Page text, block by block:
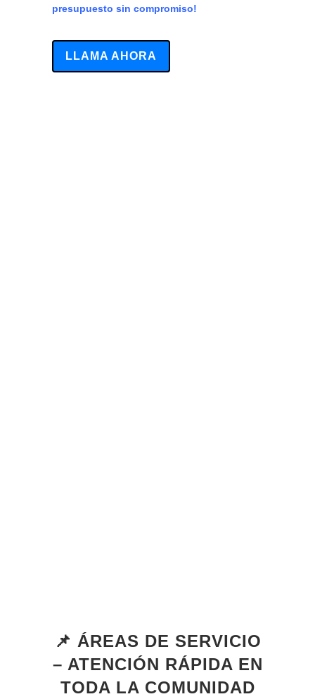
presupuesto sin compromiso!
LLAMA AHORA
📌 ÁREAS DE SERVICIO
– ATENCIÓN RÁPIDA EN
TODA LA COMUNIDAD